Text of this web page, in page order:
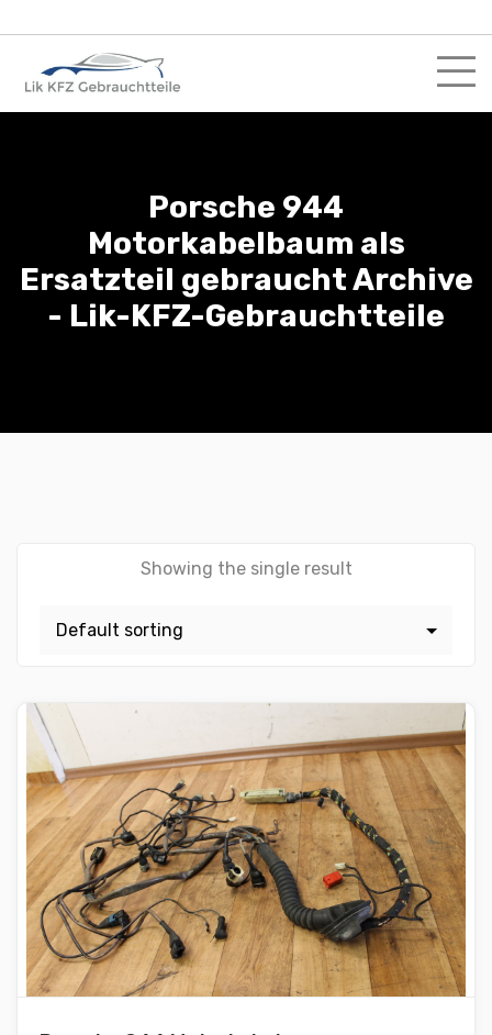
to
content
Porsche 944
Motorkabelbaum als
Ersatzteil gebraucht Archive
- Lik-KFZ-Gebrauchtteile
Showing the single result